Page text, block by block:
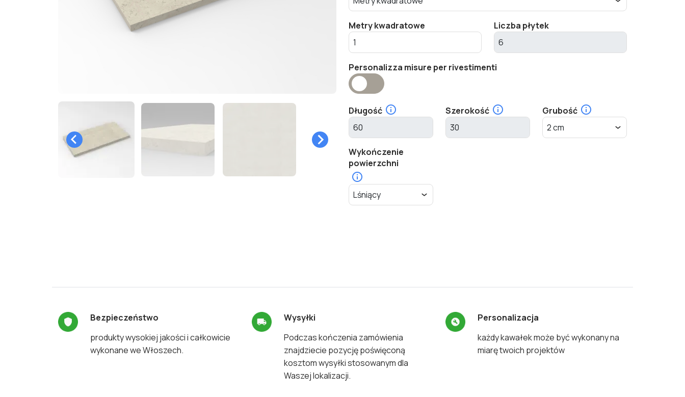
Metry kwadratowe Liczba płytek
Personalizza misure per rivestimenti
Długość Szerokość Grubość
Wykończenie
powierzchni
Bezpieczeństwo
produkty wysokiej jakości i całkowicie
wykonane we Włoszech.
Wysyłki
Podczas kończenia zamówienia
znajdziecie pozycję poświęconą
kosztom wysyłki stosowanym dla
Waszej lokalizacji.
Personalizacja
każdy kawałek może być wykonany na
miarę twoich projektów